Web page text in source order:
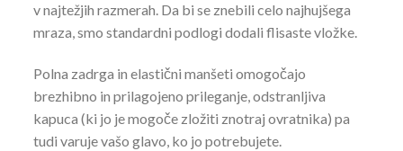
v najtežjih razmerah. Da bi se znebili celo najhujšega
mraza, smo standardni podlogi dodali flisaste vložke.
Polna zadrga in elastični manšeti omogočajo
brezhibno in prilagojeno prileganje, odstranljiva
kapuca (ki jo je mogoče zložiti znotraj ovratnika) pa
tudi varuje vašo glavo, ko jo potrebujete.